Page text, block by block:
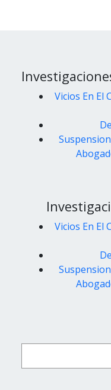
Vicios En El
Vicios En El